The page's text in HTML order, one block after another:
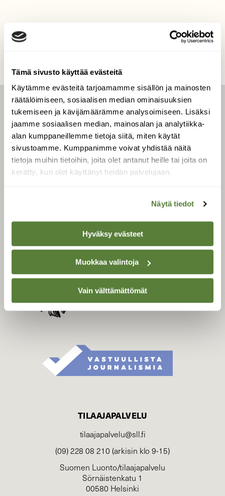
Tämä sivusto käyttää evästeitä
Käytämme evästeitä tarjoamamme sisällön ja mainosten
räätälöimiseen, sosiaalisen median ominaisuuksien
tukemiseen ja kävijämäärämme analysoimiseen. Lisäksi
jaamme sosiaalisen median, mainosalan ja analytiikka-
alan kumppaneillemme tietoja siitä, miten käytät
sivustoamme. Kumppanimme voivat yhdistää näitä
tietoja muihin tietoihin, joita olet antanut heille tai joita on
kerätty, kun olet käyttänyt heidän palvelujaan.
Näytä tiedot
Hyväksy evästeet
Muokkaa valintoja
Vain välttämättömät
LEHTI
Uusin lehti
Tilaa Suomen Luonto
Tilaa digilukuoikeus
Äänestä parasta juttua
SUOMEN LUONNON­
SUOJELU­LIITTO
Suomen Luonto -lehden
kustantaja onSuomen
TILAAJAPALVELU
tilaajapalvelu@sll.fi
(09) 228 08 210 (arkisin klo 9-15)
Suomen Luonto/tilaajapalvelu
Sörnäistenkatu 1
00580 Helsinki